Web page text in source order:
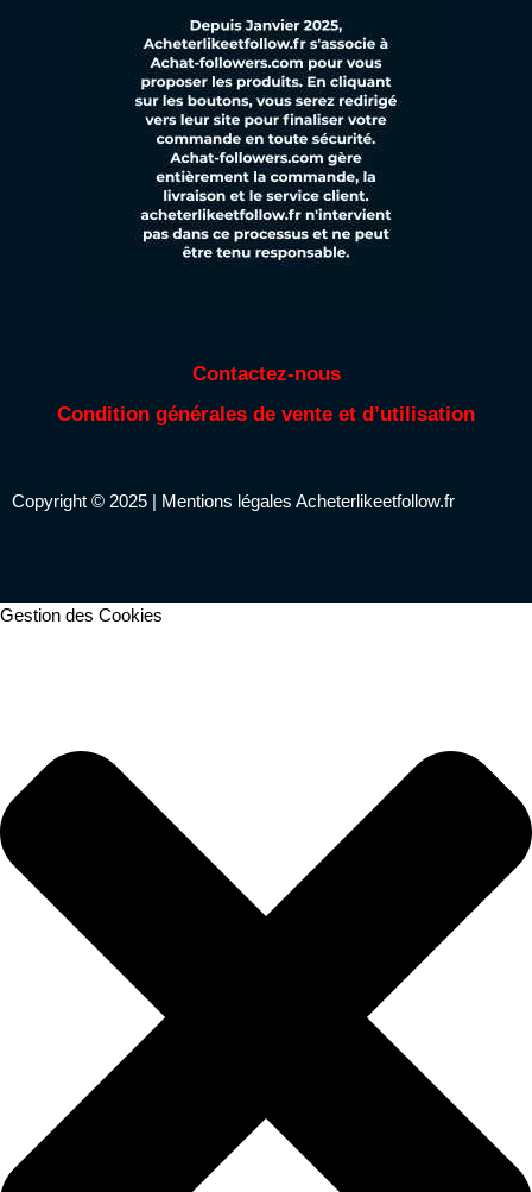
Contactez-nous
Condition générales de vente et d’utilisation
Copyright © 2025 | Mentions légales Acheterlikeetfollow.fr
Gestion des Cookies